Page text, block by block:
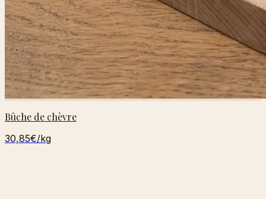
Bûche de chèvre
30,85€/kg